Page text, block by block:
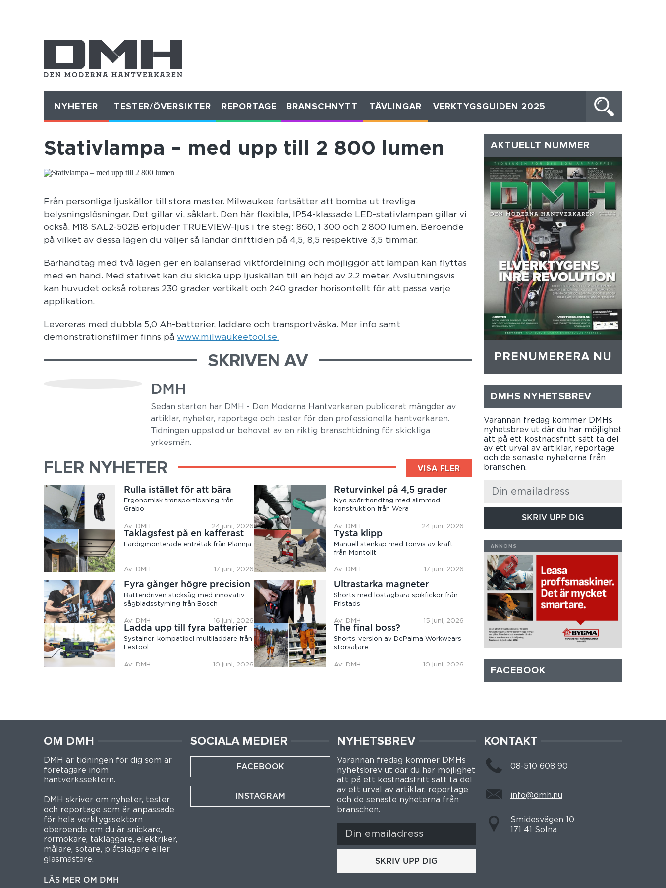
NYHETER TESTER/ÖVERSIKTER REPORTAGE BRANSCHNYTT TÄVLINGAR VERKTYGSGUIDEN 2025
Stativlampa – med upp till 2 800 lumen
Från personliga ljuskällor till stora master. Milwaukee fortsätter att bomba ut trevliga
belysningslösningar. Det gillar vi, såklart. Den här flexibla, IP54-klassade LED-stativlampan gillar vi
också. M18 SAL2-502B erbjuder TRUEVIEW-ljus i tre steg: 860, 1 300 och 2 800 lumen. Beroende
på vilket av dessa lägen du väljer så landar drifttiden på 4,5, 8,5 respektive 3,5 timmar.
Bärhandtag med två lägen ger en balanserad viktfördelning och möjliggör att lampan kan flyttas
med en hand. Med stativet kan du skicka upp ljuskällan till en höjd av 2,2 meter. Avslutningsvis
kan huvudet också roteras 230 grader vertikalt och 240 grader horisontellt för att passa varje
applikation.
Levereras med dubbla 5,0 Ah-batterier, laddare och transportväska. Mer info samt
demonstrationsfilmer finns på www.milwaukeetool.se.
SKRIVEN AV
DMH
Sedan starten har DMH - Den Moderna Hantverkaren publicerat mängder av
artiklar, nyheter, reportage och tester för den professionella hantverkaren.
Tidningen uppstod ur behovet av en riktig branschtidning för skickliga
yrkesmän.
FLER NYHETER VISA FLER
Rulla istället för att bära
Ergonomisk transportlösning från
Grabo
Av: DMH 24 juni, 2026
Returvinkel på 4,5 grader
Nya spärrhandtag med slimmad
konstruktion från Wera
Av: DMH 24 juni, 2026
Taklagsfest på en kafferast
Färdigmonterade entrétak från Plannja
Av: DMH 17 juni, 2026
Tysta klipp
Manuell stenkap med tonvis av kraft
från Montolit
Av: DMH 17 juni, 2026
Fyra gånger högre precision
Batteridriven sticksåg med innovativ
sågbladsstyrning från Bosch
Av: DMH 16 juni, 2026
Ultrastarka magneter
Shorts med löstagbara spikfickor från
Fristads
Av: DMH 15 juni, 2026
Ladda upp till fyra batterier
Systainer-kompatibel multiladdare från
Festool
Av: DMH 10 juni, 2026
The final boss?
Shorts-version av DePalma Workwears
storsäljare
Av: DMH 10 juni, 2026
AKTUELLT NUMMER
PRENUMERERA NU
DMHS NYHETSBREV
Varannan fredag kommer DMHs
nyhetsbrev ut där du har möjlighet
att på ett kostnadsfritt sätt ta del
av ett urval av artiklar, reportage
och de senaste nyheterna från
branschen.
SKRIV UPP DIG
FACEBOOK
OM DMH
DMH är tidningen för dig som är
företagare inom
hantverkssektorn.
DMH skriver om nyheter, tester
och reportage som är anpassade
för hela verktygssektorn
oberoende om du är snickare,
rörmokare, takläggare, elektriker,
målare, sotare, plåtslagare eller
glasmästare.
LÄS MER OM DMH
SOCIALA MEDIER
FACEBOOK
INSTAGRAM
NYHETSBREV
Varannan fredag kommer DMHs
nyhetsbrev ut där du har möjlighet
att på ett kostnadsfritt sätt ta del
av ett urval av artiklar, reportage
och de senaste nyheterna från
branschen.
SKRIV UPP DIG
KONTAKT
08-510 608 90
info@dmh.nu
Smidesvägen 10
171 41 Solna